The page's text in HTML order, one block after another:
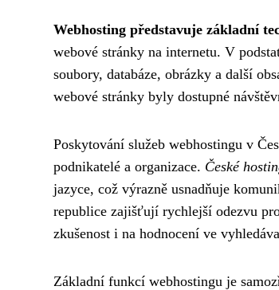
Webhosting představuje základní
webové stránky na internetu. V
soubory, databáze, obrázky a další
webové stránky byly dostupné
Poskytování služeb webhostingu v
podnikatelé a organizace. České
jazyce, což výrazně usnadňuje
republice zajišťují rychlejší odezvu
zkušenost i na hodnocení ve
Základní funkcí webhostingu je